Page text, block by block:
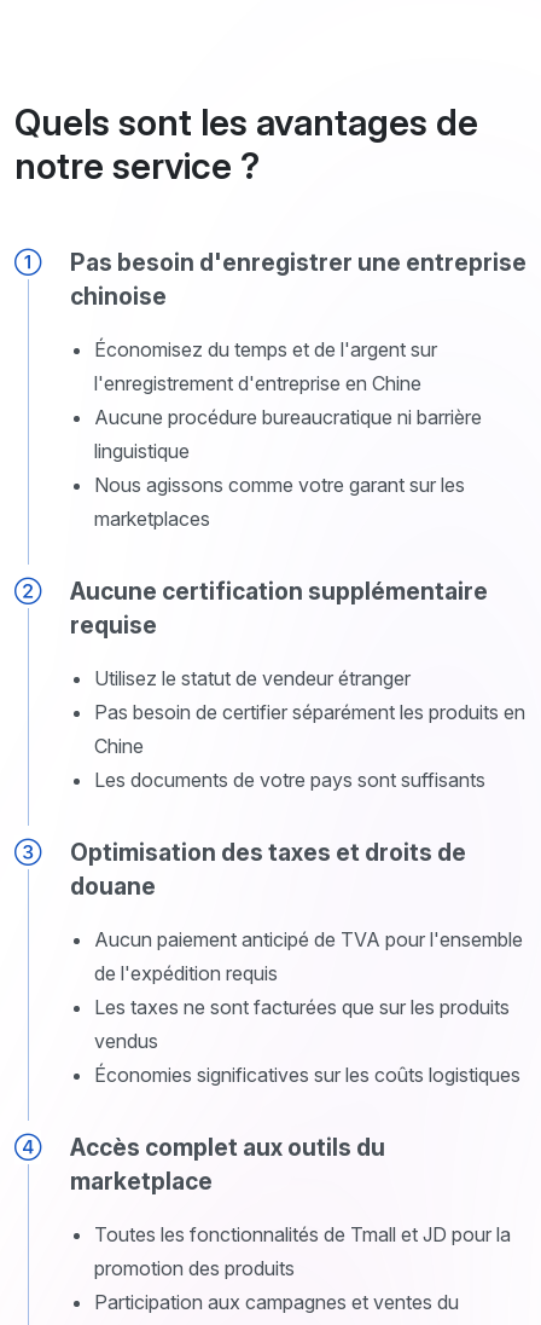
Quels sont les avantages de
notre service ?
Pas besoin d'enregistrer une entreprise
chinoise
Économisez du temps et de l'argent sur
l'enregistrement d'entreprise en Chine
Aucune procédure bureaucratique ni barrière
linguistique
Nous agissons comme votre garant sur les
marketplaces
Aucune certification supplémentaire
requise
Utilisez le statut de vendeur étranger
Pas besoin de certifier séparément les produits en
Chine
Les documents de votre pays sont suffisants
Optimisation des taxes et droits de
douane
Aucun paiement anticipé de TVA pour l'ensemble
de l'expédition requis
Les taxes ne sont facturées que sur les produits
vendus
Économies significatives sur les coûts logistiques
Accès complet aux outils du
marketplace
Toutes les fonctionnalités de Tmall et JD pour la
promotion des produits
Participation aux campagnes et ventes du